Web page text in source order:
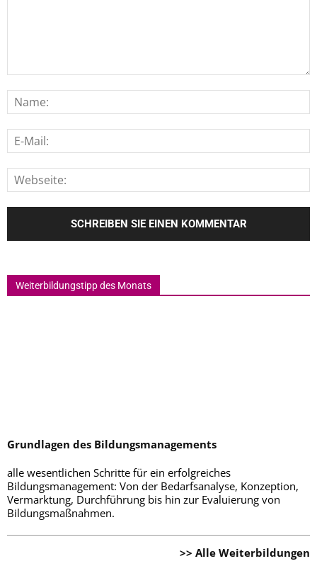
Weiterbildungstipp des Monats
Grundlagen des Bildungsmanagements
alle wesentlichen Schritte für ein erfolgreiches
Bildungsmanagement: Von der Bedarfsanalyse, Konzeption,
Vermarktung, Durchführung bis hin zur Evaluierung von
Bildungsmaßnahmen.
>> Alle Weiterbildungen